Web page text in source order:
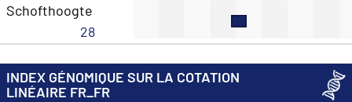
Schofthoogte
28
INDEX GÉNOMIQUE SUR LA COTATION
LINÉAIRE FR_FR